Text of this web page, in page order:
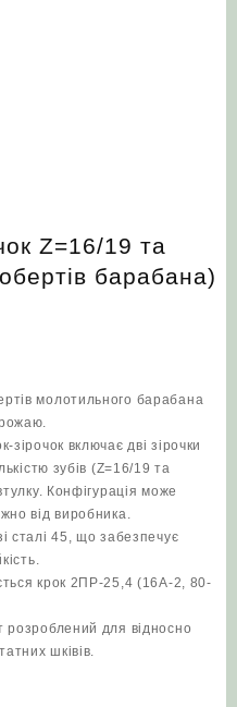
Z=16/19 та
барабана)
молотильного барабана
зірочок включає дві зірочки
зубів (Z=16/19 та
Конфігурація може
від виробника.
сталі 45, що забезпечує
крок 2ПР-25,4 (16А-2, 80-
розроблений для відносно
шківів.